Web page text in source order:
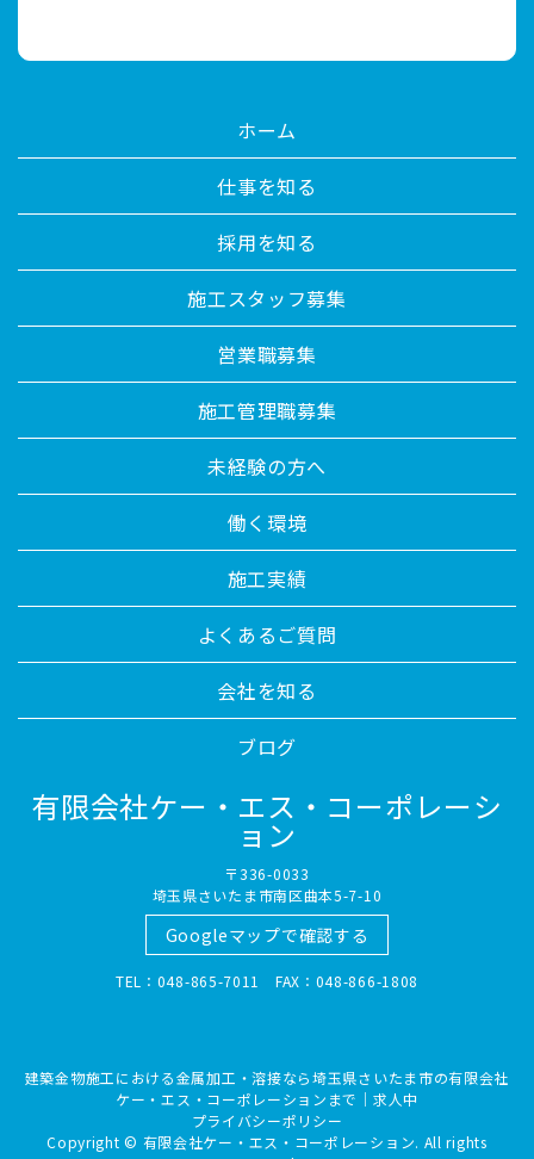
ホーム
仕事を知る
採用を知る
施工スタッフ募集
営業職募集
施工管理職募集
未経験の方へ
働く環境
施工実績
よくあるご質問
会社を知る
ブログ
有限会社ケー・エス・コーポレーシ
ョン
〒336-0033
埼玉県さいたま市南区曲本5-7-10
Googleマップで確認する
TEL：048-865-7011 FAX：048-866-1808
建築金物施工における金属加工・溶接なら埼玉県さいたま市の有限会社
ケー・エス・コーポレーションまで｜求人中
プライバシーポリシー
Copyright © 有限会社ケー・エス・コーポレーション. All rights